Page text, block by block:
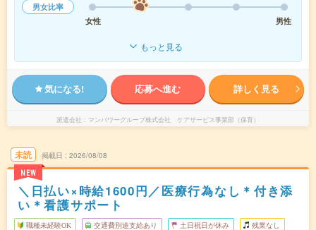
男女比率
女性
男性
もっと見る
気になる! 応募へ進む 詳しく見る
派遣会社 マンパワーグループ株式会社 ケアサービス事業部（保育）
未読
NEW
掲載日 2026/08/08
＼日払い×時給1600円／医療行為なし＊付き添
い＊看護サポート
職種未経験OK 交通費別途支給あり 土日祝日が休み 残業なし